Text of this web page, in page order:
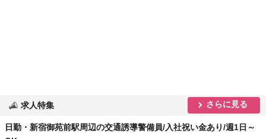
求人特集 さらに見る
日勤・新宿御苑前駅周辺の交通誘導警備員/入社祝い金あり/週1日～